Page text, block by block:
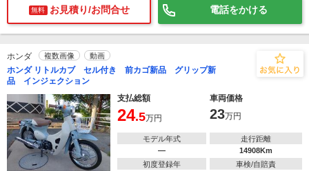
無料 お見積り/お問合せ 電話をかける
ホンダ 複数画像 動画
ホンダ リトルカブ セル付き 前カゴ新品 グリップ新
品 インジェクション
支払総額
車両価格
24.5万円 23万円
モデル年式
―
走行距離
14908Km
初度登録年
車検/自賠責